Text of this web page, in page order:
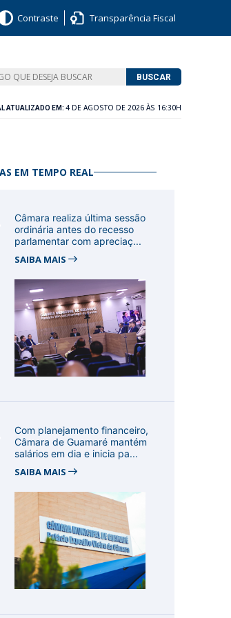
Contraste Transparência Fiscal
BUSCAR
ATUALIZADO EM: 4 DE AGOSTO DE 2026 ÀS 16:30H
EM TEMPO REAL
Câmara realiza última sessão
ordinária antes do recesso
parlamentar com apreciaç...
SAIBA MAIS
Com planejamento financeiro,
Câmara de Guamaré mantém
salários em dia e inicia pa...
SAIBA MAIS